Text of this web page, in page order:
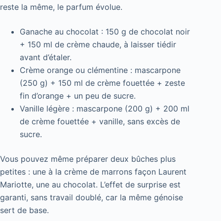
reste la même, le parfum évolue.
Ganache au chocolat : 150 g de chocolat noir
+ 150 ml de crème chaude, à laisser tiédir
avant d’étaler.
Crème orange ou clémentine : mascarpone
(250 g) + 150 ml de crème fouettée + zeste
fin d’orange + un peu de sucre.
Vanille légère : mascarpone (200 g) + 200 ml
de crème fouettée + vanille, sans excès de
sucre.
Vous pouvez même préparer deux bûches plus
petites : une à la crème de marrons façon Laurent
Mariotte, une au chocolat. L’effet de surprise est
garanti, sans travail doublé, car la même génoise
sert de base.